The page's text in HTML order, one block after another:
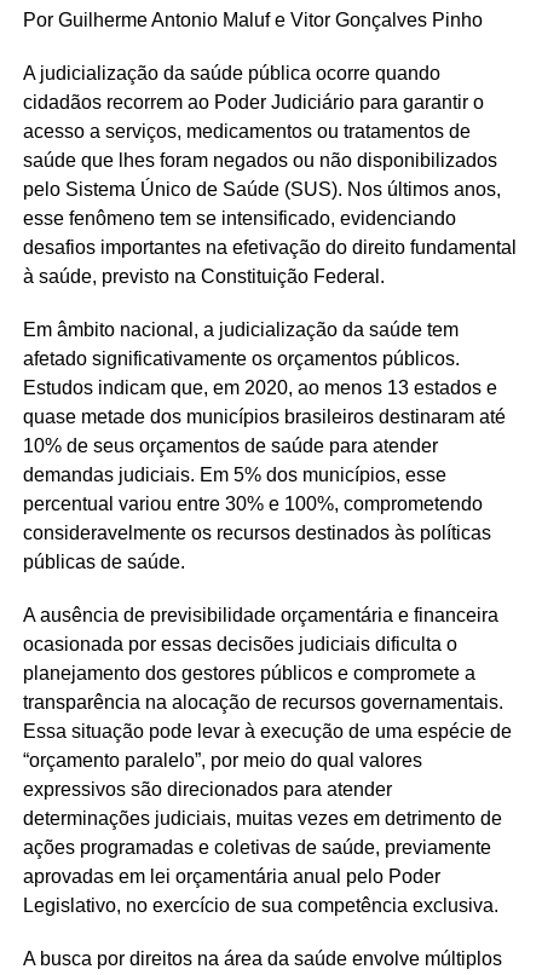
Por Guilherme Antonio Maluf e Vitor Gonçalves Pinho
A judicialização da saúde pública ocorre quando
cidadãos recorrem ao Poder Judiciário para garantir o
acesso a serviços, medicamentos ou tratamentos de
saúde que lhes foram negados ou não disponibilizados
pelo Sistema Único de Saúde (SUS). Nos últimos anos,
esse fenômeno tem se intensificado, evidenciando
desafios importantes na efetivação do direito fundamental
à saúde, previsto na Constituição Federal.
Em âmbito nacional, a judicialização da saúde tem
afetado significativamente os orçamentos públicos.
Estudos indicam que, em 2020, ao menos 13 estados e
quase metade dos municípios brasileiros destinaram até
10% de seus orçamentos de saúde para atender
demandas judiciais. Em 5% dos municípios, esse
percentual variou entre 30% e 100%, comprometendo
consideravelmente os recursos destinados às políticas
públicas de saúde.
A ausência de previsibilidade orçamentária e financeira
ocasionada por essas decisões judiciais dificulta o
planejamento dos gestores públicos e compromete a
transparência na alocação de recursos governamentais.
Essa situação pode levar à execução de uma espécie de
“orçamento paralelo”, por meio do qual valores
expressivos são direcionados para atender
determinações judiciais, muitas vezes em detrimento de
ações programadas e coletivas de saúde, previamente
aprovadas em lei orçamentária anual pelo Poder
Legislativo, no exercício de sua competência exclusiva.
A busca por direitos na área da saúde envolve múltiplos